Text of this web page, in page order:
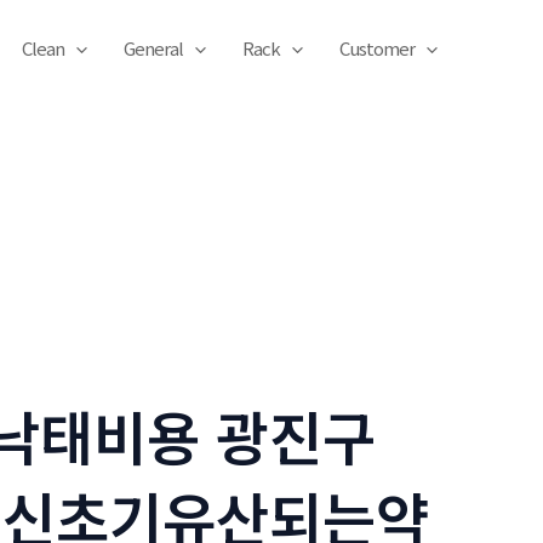
Clean General Rack Customer
태비용 광진구
초기유산되는약